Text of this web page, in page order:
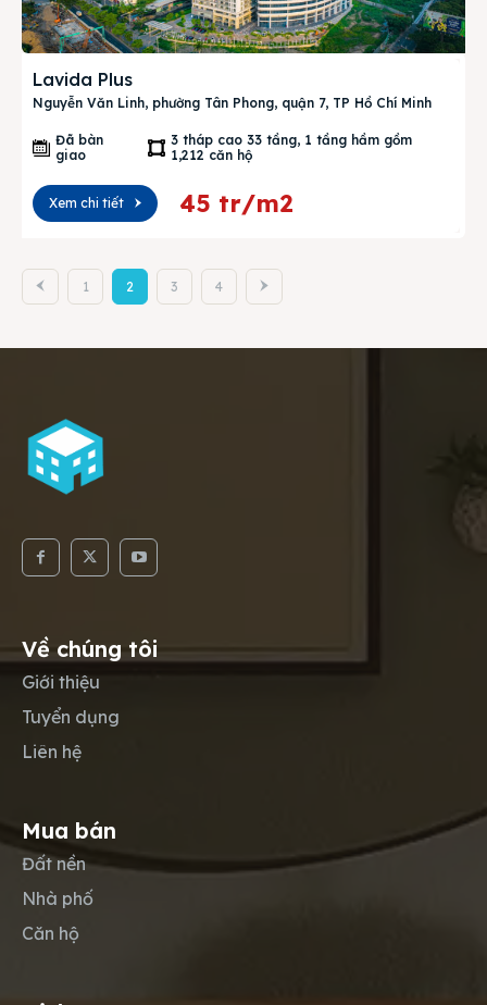
Lavida Plus
Nguyễn Văn Linh, phường Tân Phong, quận 7, TP Hồ Chí Minh
Đã bàn
giao
3 tháp cao 33 tầng, 1 tầng hầm gồm
1,212 căn hộ
Xem chi tiết 45 tr/m2
1 2 3 4
Về chúng tôi
Giới thiệu
Tuyển dụng
Liên hệ
Mua bán
Đất nền
Nhà phố
Căn hộ